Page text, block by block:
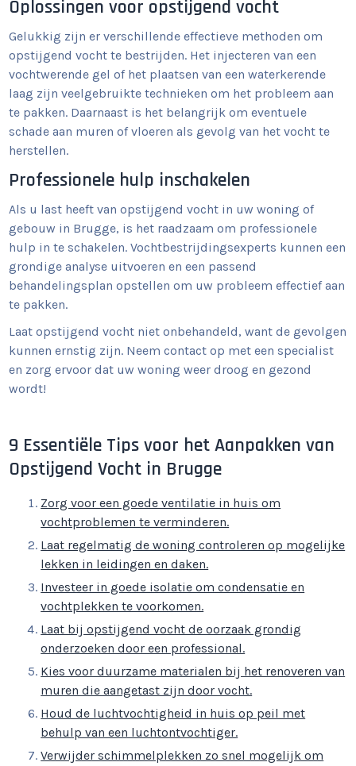
Oplossingen voor opstijgend vocht
Gelukkig zijn er verschillende effectieve methoden om
opstijgend vocht te bestrijden. Het injecteren van een
vochtwerende gel of het plaatsen van een waterkerende
laag zijn veelgebruikte technieken om het probleem aan
te pakken. Daarnaast is het belangrijk om eventuele
schade aan muren of vloeren als gevolg van het vocht te
herstellen.
Professionele hulp inschakelen
Als u last heeft van opstijgend vocht in uw woning of
gebouw in Brugge, is het raadzaam om professionele
hulp in te schakelen. Vochtbestrijdingsexperts kunnen een
grondige analyse uitvoeren en een passend
behandelingsplan opstellen om uw probleem effectief aan
te pakken.
Laat opstijgend vocht niet onbehandeld, want de gevolgen
kunnen ernstig zijn. Neem contact op met een specialist
en zorg ervoor dat uw woning weer droog en gezond
wordt!
9 Essentiële Tips voor het Aanpakken van
Opstijgend Vocht in Brugge
Zorg voor een goede ventilatie in huis om
vochtproblemen te verminderen.
Laat regelmatig de woning controleren op mogelijke
lekken in leidingen en daken.
Investeer in goede isolatie om condensatie en
vochtplekken te voorkomen.
Laat bij opstijgend vocht de oorzaak grondig
onderzoeken door een professional.
Kies voor duurzame materialen bij het renoveren van
muren die aangetast zijn door vocht.
Houd de luchtvochtigheid in huis op peil met
behulp van een luchtontvochtiger.
Verwijder schimmelplekken zo snel mogelijk om